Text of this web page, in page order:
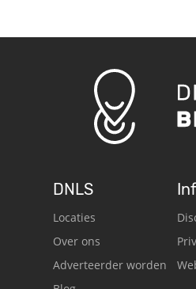
DNLS
Locaties
Over ons
Adverteerder worden